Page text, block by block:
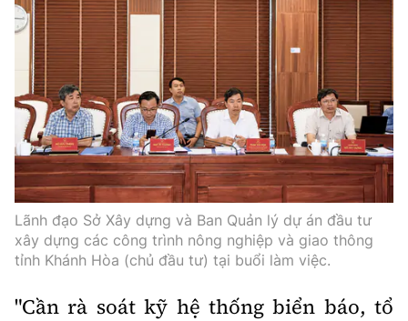
Lãnh đạo Sở Xây dựng và Ban Quản lý dự án đầu tư
xây dựng các công trình nông nghiệp và giao thông
tỉnh Khánh Hòa (chủ đầu tư) tại buổi làm việc.
"Cần rà soát kỹ hệ thống biển báo, tổ